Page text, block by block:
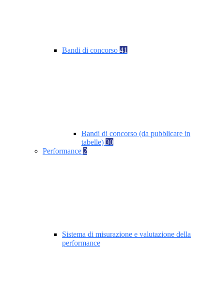
Bandi di concorso 41
Bandi di concorso (da pubblicare in
tabelle) 30
Performance 2
Sistema di misurazione e valutazione della
performance